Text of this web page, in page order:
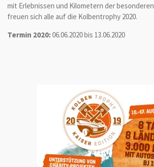
mit Erlebnissen und Kilometern der
freuen sich alle auf die Kolbentrophy 2020.
Termin 2020:06.06.2020 bis 13.06.2020